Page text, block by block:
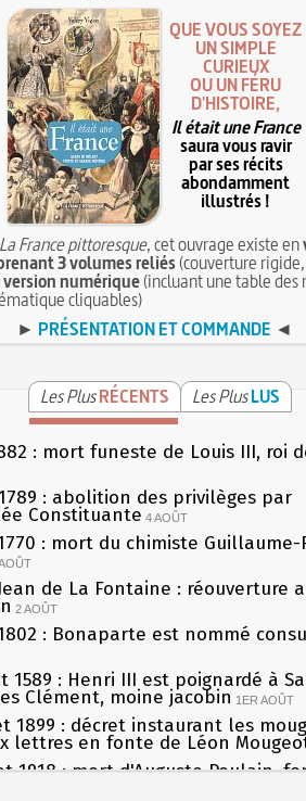
QUE VOUS SOYEZ
UN SIMPLE
CURIEUX
OU UN FÉRU
D'HISTOIRE,
Il était une France
saura vous ravir
par ses récits
abondamment
illustrés !
La France pittoresque, cet ouvrage existe en
3 volumes reliés(couverture
version numérique(incluant une table des
cliquables)
► PRÉSENTATION ET COMMANDE ◄
Les PlusRÉCENTS Les PlusLUS
: mort funeste de Louis III, roi
: abolition des privilèges par
Constituante 4 AOÛT
: mort du chimiste Guillaume-
de La Fontaine : réouverture
2 AOÛT
: Bonaparte est nommé
1589 : Henri III est poignardé à
Clément, moine jacobin 1ER AOÛT
1899 : décret instaurant les
lettres en fonte de Léon
1918 : mort d'Auguste Poulain,